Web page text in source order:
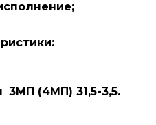
3МП (4МП) 31,5-3,5.